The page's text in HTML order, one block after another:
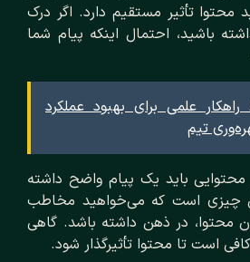
محتوا تأثیر مستقیم دارد. اگر درک
باشید، احتمال اینکه پیام شما
۸ راهکار علمی برای بهبود عملکرد
تیم
باید یک پیام واضح داشته
چیزی است که می‌خواهید مخاطب
محتوا، در ذهن داشته باشد. گاهی
است تا محتوا تأثیرگذار شود.